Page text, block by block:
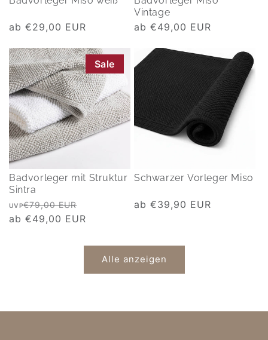
Normaler
ab €29,00 EUR
Vintage
Normaler
ab €49,00 EUR
Badvorleger mit Struktur
Sintra
Normaler
Preis
UVP€79,00 EUR
Verkaufspreis
ab €49,00 EUR
Sale
Schwarzer Vorleger Miso
Normaler
ab €39,90 EUR
Alle anzeigen